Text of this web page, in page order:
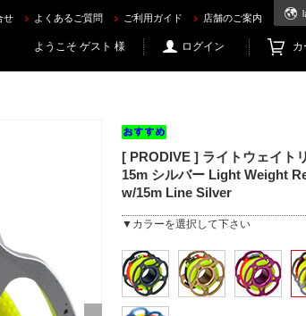
Silver を買うならec.mic21.com
せ よくあるご質問 ご利用ガイド 店舗のご案内
ようこそ ゲスト 様 ログイン カ
[ PRODIVE ] ライトウェイト
15m シルバー Light Weight
w/15m Line Silver
▼カラーを選択して下さい